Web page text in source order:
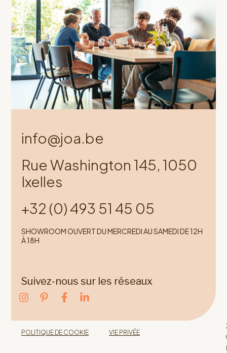
info@joa.be
Rue Washington 145, 1050
Ixelles
+32 (0) 493 51 45 05
SHOWROOM OUVERT DU MERCREDI AU SAMEDI DE 12H
À 18H
Suivez-nous sur les réseaux
POLITIQUE DE COOKIE VIE PRIVÉE